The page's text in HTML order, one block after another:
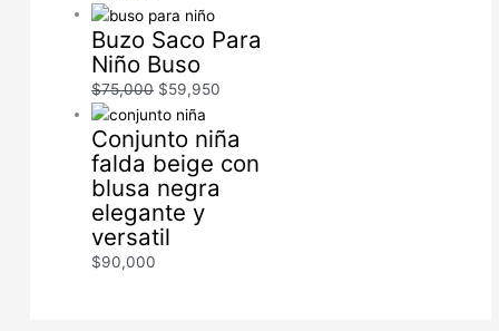
Buzo Saco Para
Niño Buso
$75,000 $59,950
Conjunto niña
falda beige con
blusa negra
elegante y
versatil
$90,000